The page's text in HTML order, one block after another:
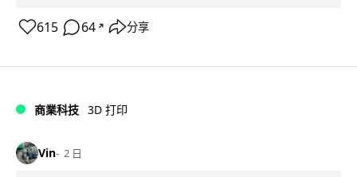
615 64 ↗ 分享
商業科技 3D 打印
Vin 2 日